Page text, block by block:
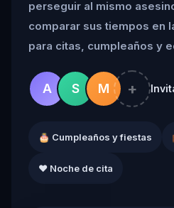
perseguir al mismo
comparar sus tiempos en
para citas, cumpleaños y
A S M +
🎂 Cumpleaños y fiestas
❤️ Noche de cita